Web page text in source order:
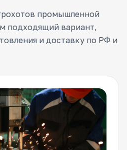
промышленной
подходящий вариант,
и доставку по РФ и